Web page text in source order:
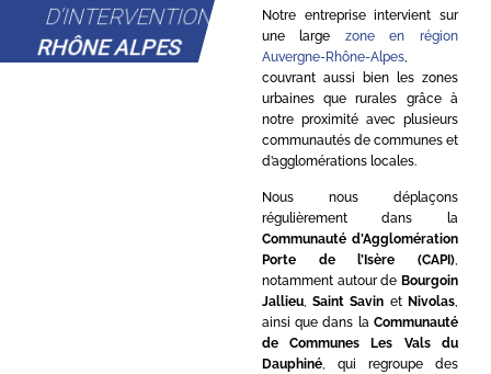
D'INTERVENTION
RHÔNE ALPES
Notre entreprise intervient sur
une large zone en région
Auvergne-Rhône-Alpes,
couvrant aussi bien les zones
urbaines que rurales grâce à
notre proximité avec plusieurs
communautés de communes et
d’agglomérations locales.
Nous nous déplaçons
régulièrement dans la
Communauté d’Agglomération
Porte de l’Isère (CAPI),
notamment autour de Bourgoin
Jallieu,Saint Savin et Nivolas,
ainsi que dans la Communauté
de Communes Les Vals du
Dauphiné, qui regroupe des